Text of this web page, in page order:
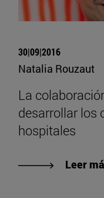
30|09|2016
Natalia Rouzaut
La
desarrollar los
hospitales
Leer